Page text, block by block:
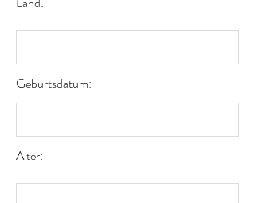
Geburtsdatum:
Alter: